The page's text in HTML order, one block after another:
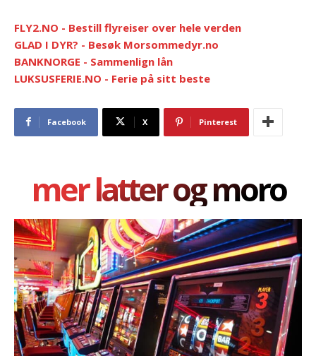
FLY2.NO - Bestill flyreiser over hele verden
GLAD I DYR? - Besøk Morsommedyr.no
BANKNORGE - Sammenlign lån
LUKSUSFERIE.NO - Ferie på sitt beste
Facebook X Pinterest
mer latter og moro